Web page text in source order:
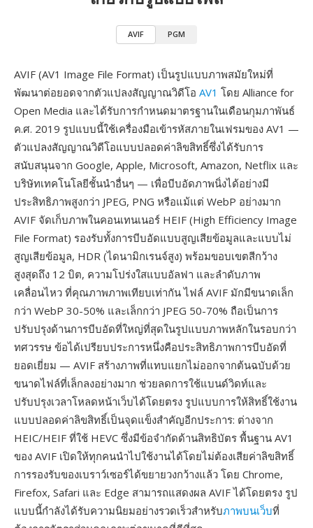
AVIF PGM
AVIF (AV1 Image File Format) เป็นรูปแบบภาพสมัยใหม่ที่
พัฒนาต่อยอดจากตัวแปลงสัญญาณวิดีโอ AV1 โดย Alliance for
Open Media และได้รับการกำหนดมาตรฐานในเดือนกุมภาพันธ์
ค.ศ. 2019 รูปแบบนี้ใช้เครื่องมือเข้ารหัสภายในเฟรมของ AV1 —
ตัวแปลงสัญญาณวิดีโอแบบปลอดค่าลิขสิทธิ์ซึ่งได้รับการ
สนับสนุนจาก Google, Apple, Microsoft, Amazon, Netflix และ
บริษัทเทคโนโลยีชั้นนำอื่นๆ — เพื่อบีบอัดภาพนิ่งได้อย่างมี
ประสิทธิภาพสูงกว่า JPEG, PNG หรือแม้แต่ WebP อย่างมาก
AVIF จัดเก็บภาพในคอนเทนเนอร์ HEIF (High Efficiency Image
File Format) รองรับทั้งการบีบอัดแบบสูญเสียข้อมูลและแบบไม่
สูญเสียข้อมูล, HDR (ไดนามิกเรนจ์สูง) พร้อมขอบเขตสีกว้าง
สูงสุดถึง 12 บิต, ความโปร่งใสแบบอัลฟา และลำดับภาพ
เคลื่อนไหว ที่คุณภาพภาพเทียบเท่ากัน ไฟล์ AVIF มักมีขนาดเล็ก
กว่า WebP 30-50% และเล็กกว่า JPEG 50-70% ถือเป็นการ
ปรับปรุงด้านการบีบอัดที่ใหญ่ที่สุดในรูปแบบภาพหลักในรอบกว่า
ทศวรรษ ข้อได้เปรียบประการหนึ่งคือประสิทธิภาพการบีบอัดที่
ยอดเยี่ยม — AVIF สร้างภาพที่แทบแยกไม่ออกจากต้นฉบับด้วย
ขนาดไฟล์ที่เล็กลงอย่างมาก ช่วยลดการใช้แบนด์วิดท์และ
ปรับปรุงเวลาโหลดหน้าเว็บได้โดยตรง รูปแบบการให้สิทธิ์ใช้งาน
แบบปลอดค่าลิขสิทธิ์เป็นจุดแข็งสำคัญอีกประการ: ต่างจาก
HEIC/HEIF ที่ใช้ HEVC ซึ่งมีข้อจำกัดด้านสิทธิบัตร พื้นฐาน AV1
ของ AVIF เปิดให้ทุกคนนำไปใช้งานได้โดยไม่ต้องเสียค่าลิขสิทธิ์
การรองรับของเบราว์เซอร์ได้ขยายวงกว้างแล้ว โดย Chrome,
Firefox, Safari และ Edge สามารถแสดงผล AVIF ได้โดยตรง รูป
แบบนี้กำลังได้รับความนิยมอย่างรวดเร็วสำหรับภาพบนเว็บที่